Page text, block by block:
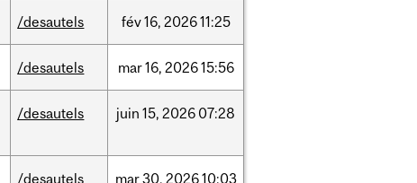
/desautels fév16, 202611:25
/desautels mar16, 202615:56
/desautels juin 15, 2026 07:28
/desautels mar30, 202610:03